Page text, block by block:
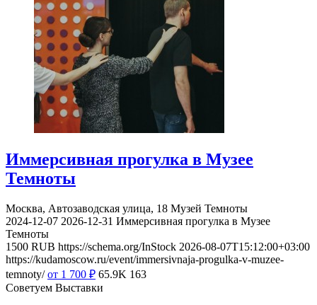
Иммерсивная прогулка в Музее
Темноты
Москва, Автозаводская улица, 18 Музей Темноты
2024-12-07 2026-12-31 Иммерсивная прогулка в Музее
Темноты
1500 RUB https://schema.org/InStock 2026-08-07T15:12:00+03:00
https://kudamoscow.ru/event/immersivnaja-progulka-v-muzee-
temnoty/ от 1 700 ₽ 65.9K 163
Советуем Выставки